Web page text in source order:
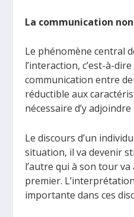
La communication
Le phénomène central
l’interaction, c’est-à-
communication entre
réductible aux
nécessaire d’y
Le discours d’un
situation, il va devenir
l’autre qui à son tour
premier.
importante dans ces